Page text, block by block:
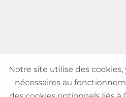
Notre site utilise des
nécessaires au